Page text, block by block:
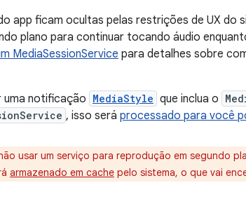
app ficam ocultas pelas restrições de UX do
plano para continuar tocando áudio
MediaSessionService para detalhes sobre
uma notificação MediaStyle que inclua o
, isso será processado para você
usar um serviço para reprodução em segundo
armazenado em cache pelo sistema, o que vai